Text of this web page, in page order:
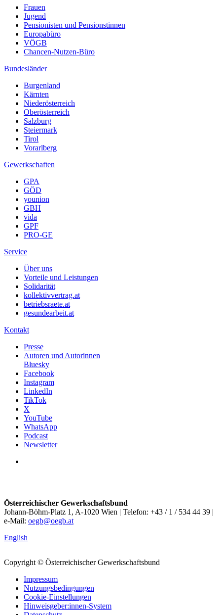
Frauen
Jugend
Pensionisten und Pensionstinnen
Europabüro
VÖGB
Chancen-Nutzen-Büro
Bundesländer
Burgenland
Kärnten
Niederösterreich
Oberösterreich
Salzburg
Steiermark
Tirol
Vorarlberg
Gewerkschaften
GPA
GÖD
younion
GBH
vida
GPF
PRO-GE
Service
Über uns
Vorteile und Leistungen
Solidarität
kollektivvertrag.at
betriebsraete.at
gesundearbeit.at
Kontakt
Presse
Autoren und Autorinnen
Bluesky
Facebook
Instagram
LinkedIn
TikTok
X
YouTube
WhatsApp
Podcast
Newsletter
Österreichischer Gewerkschaftsbund
Johann-Böhm-Platz 1, A-1020 Wien | Telefon: +43 / 1 / 534 44 39 |
e-Mail: oegb@oegb.at
English
Copyright © Österreichischer Gewerkschaftsbund
Impressum
Nutzungsbedingungen
Cookie-Einstellungen
Hinweisgeber:innen-System